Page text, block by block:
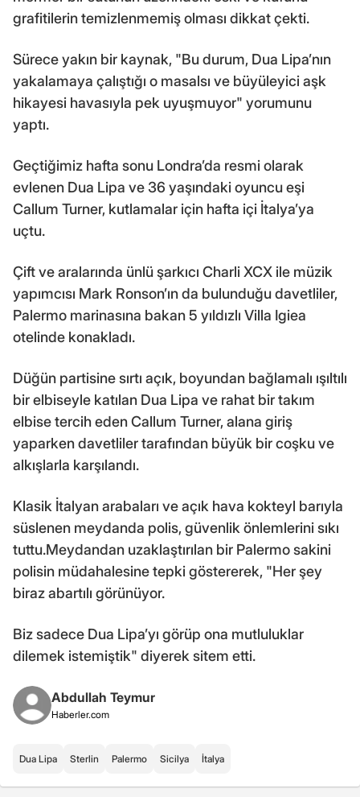
grafitilerin temizlenmemiş olması dikkat çekti.
Sürece yakın bir kaynak, "Bu durum, Dua Lipa’nın
yakalamaya çalıştığı o masalsı ve büyüleyici aşk
hikayesi havasıyla pek uyuşmuyor" yorumunu
yaptı.
Geçtiğimiz hafta sonu Londra’da resmi olarak
evlenen Dua Lipa ve 36 yaşındaki oyuncu eşi
Callum Turner, kutlamalar için hafta içi İtalya’ya
uçtu.
Çift ve aralarında ünlü şarkıcı Charli XCX ile müzik
yapımcısı Mark Ronson’ın da bulunduğu davetliler,
Palermo marinasına bakan 5 yıldızlı Villa Igiea
otelinde konakladı.
Düğün partisine sırtı açık, boyundan bağlamalı ışıltılı
bir elbiseyle katılan Dua Lipa ve rahat bir takım
elbise tercih eden Callum Turner, alana giriş
yaparken davetliler tarafından büyük bir coşku ve
alkışlarla karşılandı.
Klasik İtalyan arabaları ve açık hava kokteyl barıyla
süslenen meydanda polis, güvenlik önlemlerini sıkı
tuttu.Meydandan uzaklaştırılan bir Palermo sakini
polisin müdahalesine tepki göstererek, "Her şey
biraz abartılı görünüyor.
Biz sadece Dua Lipa’yı görüp ona mutluluklar
dilemek istemiştik" diyerek sitem etti.
Abdullah Teymur
Haberler.com
Dua Lipa Sterlin Palermo Sicilya İtalya